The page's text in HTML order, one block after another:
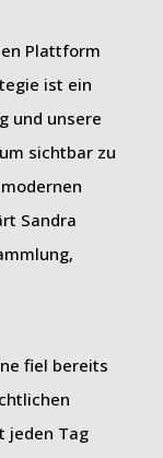
Plattform
ist ein
und unsere
sichtbar zu
Sandra
fiel bereits
jeden Tag